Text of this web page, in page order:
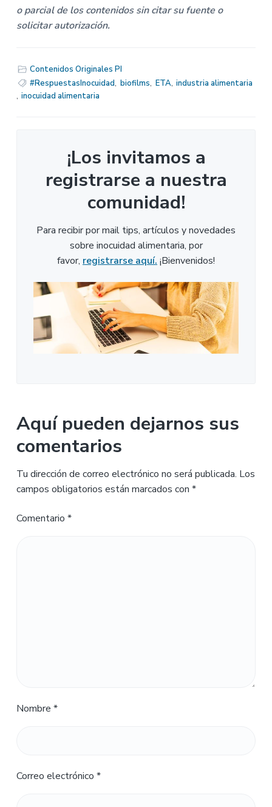
o parcial de los contenidos sin citar su fuente o
solicitar autorización.
Contenidos Originales PI
#RespuestasInocuidad, biofilms, ETA, industria alimentaria
, inocuidad alimentaria
¡Los invitamos a
registrarse a nuestra
comunidad!
Para recibir por mail tips, artículos y novedades
sobre inocuidad alimentaria, por
favor, registrarse aquí. ¡Bienvenidos!
Aquí pueden dejarnos sus
comentarios
Tu dirección de correo electrónico no será publicada. Los
campos obligatorios están marcados con *
Comentario *
Nombre *
Correo electrónico *